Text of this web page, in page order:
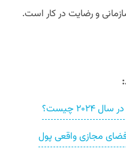
و رضایت در کار است.
چیست؟
مجازی واقعی پول